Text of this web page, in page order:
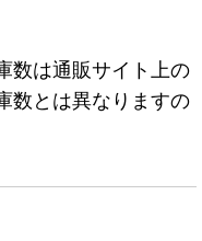
数は通販サイト上の
数とは異なりますの